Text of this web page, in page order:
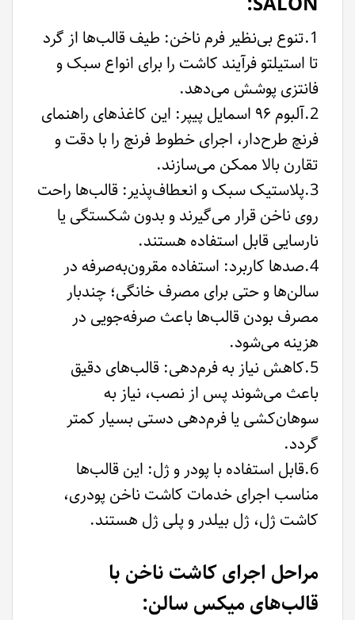
1.تنوع بی‌نظیر فرم ناخن: طیف قالب‌ها از گرد
تا استیلتو فرآیند کاشت را برای انواع سبک و
فانتزی پوشش می‌دهد.
2.آلبوم ۹۶ اسمایل پیپر: این کاغذهای راهنمای
فرنچ طرح‌دار، اجرای خطوط فرنچ را با دقت و
تقارن بالا ممکن می‌سازند.
3.پلاستیک سبک و انعطاف‌پذیر: قالب‌ها راحت
روی ناخن قرار می‌گیرند و بدون شکستگی یا
نارسایی قابل استفاده هستند.
4.صدها کاربرد: استفاده مقرون‌به‌صرفه در
سالن‌ها و حتی برای مصرف خانگی؛ چندبار
مصرف بودن قالب‌ها باعث صرفه‌جویی در
هزینه می‌شود.
5.کاهش نیاز به فرم‌دهی: قالب‌های دقیق
باعث می‌شوند پس از نصب، نیاز به
سوهان‌کشی یا فرم‌دهی دستی بسیار کمتر
گردد.
6.قابل استفاده با پودر و ژل: این قالب‌ها
مناسب اجرای خدمات کاشت ناخن پودری،
کاشت ژل، ژل بیلدر و پلی ژل هستند.
مراحل اجرای کاشت ناخن با
قالب‌های میکس سالن: